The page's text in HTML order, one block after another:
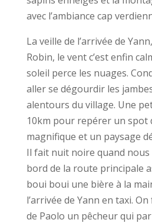
avec l’ambiance cap
La veille de l’arrivée de
Robin, le vent c’est enfin
soleil perce les nuages.
aller se dégourdir les
alentours du village. Une
10km pour repérer un spot
magnifique et un paysage
Il fait nuit noire quand
bord de la route principale
boui boui une bière à la
l’arrivée de Yann en taxi.
de Paolo un pêcheur qui